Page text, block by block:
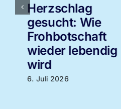
Herzschlag
gesucht: Wie
Frohbotschaft
wieder lebendig
wird
6. Juli 2026